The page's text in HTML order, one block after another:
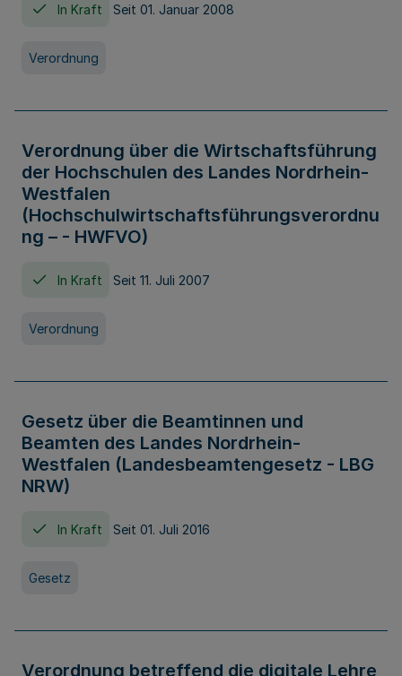
In Kraft Seit 01. Januar 2008
Verordnung
Verordnung über die Wirtschaftsführung
der Hochschulen des Landes Nordrhein-
Westfalen
(Hochschulwirtschaftsführungsverordnu
ng – - HWFVO)
In Kraft Seit 11. Juli 2007
Verordnung
Gesetz über die Beamtinnen und
Beamten des Landes Nordrhein-
Westfalen (Landesbeamtengesetz - LBG
NRW)
In Kraft Seit 01. Juli 2016
Gesetz
Verordnung betreffend die digitale Lehre